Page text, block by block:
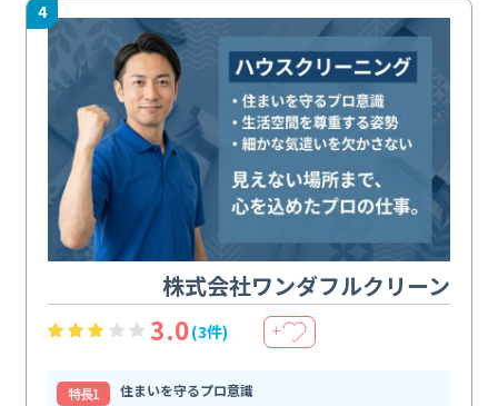
4
株式会社ワンダフルクリーン
3.0(3件) ＋
特⻑1
住まいを守るプロ意識